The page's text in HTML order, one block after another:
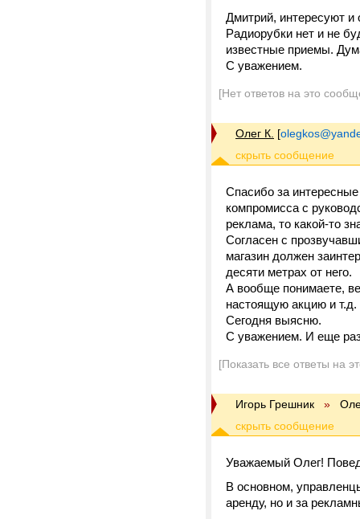
Дмитрий, интересуют
Радиорубки нет и не
известные приемы.
С уважением.
[Нет ответов на это
Олег К. [
Спасибо за
компромисса с
реклама, то какой-то
Согласен с
магазин должен
десяти метрах от него.
А вообще понимаете,
настоящую акцию и т.д.
Сегодня выясню.
С уважением. И еще
[Показать все ответы на
Игорь Грешник »
Уважаемый Олег!
В основном,
аренду, но и за